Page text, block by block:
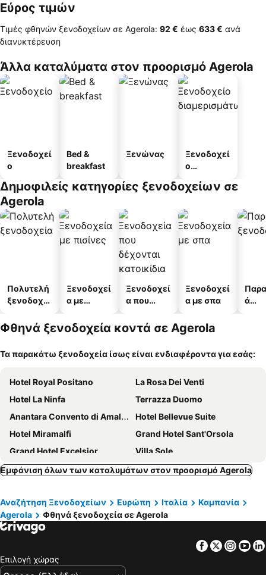
Εύρος τιμών
Τιμές φθηνών ξενοδοχείων σε Agerola: ‎92 € έως ‎633 € ανά
διανυκτέρευση
Άλλα καταλύματα στον προορισμό Agerola
Ξενοδοχεί
ο
Bed &
breakfast
Ξενώνας
Ξενοδοχεί
ο
άτων
Δημοφιλείς κατηγορίες ξενοδοχείων σε
Agerola
Πολυτελή
ξενοδοχεί
Ξενοδοχεί
α με
Ξενοδοχεί
α που
κατοικίδι
Ξενοδοχεί
α με σπα
ά
Φθηνά ξενοδοχεία κοντά σε Agerola
Τα παρακάτω ξενοδοχεία ίσως είναι ενδιαφέροντα για εσάς:
Hotel Royal Positano
La Rosa Dei Venti
Hotel La Ninfa
Terrazza Duomo
Anantara Convento di Amalfi Grand Hotel
Hotel Bellevue Suite
Hotel Miramalfi
Grand Hotel Sant'Orsola
Grand Hotel Excelsior
Villa Sole
Hotel Marina Riviera
Hotel Costa Diva
Hotel Villa Fraulo
Art Hotel Gran Paradiso
Hotel Mega Mare
Porto Salvo
Johanna Park Hotel
Hotel Dania
Best Western La Solara
Villa Iazzetta
Εμφάνιση όλων των καταλυμάτων στον προορισμό Agerola
Αναζήτηση Ξενοδοχείων Ευρώπη Ιταλία
Καμπανία
Agerola
Φθηνά ξενοδοχεία σε Agerola
Facebook
Twitter
Επιλογή χώρας